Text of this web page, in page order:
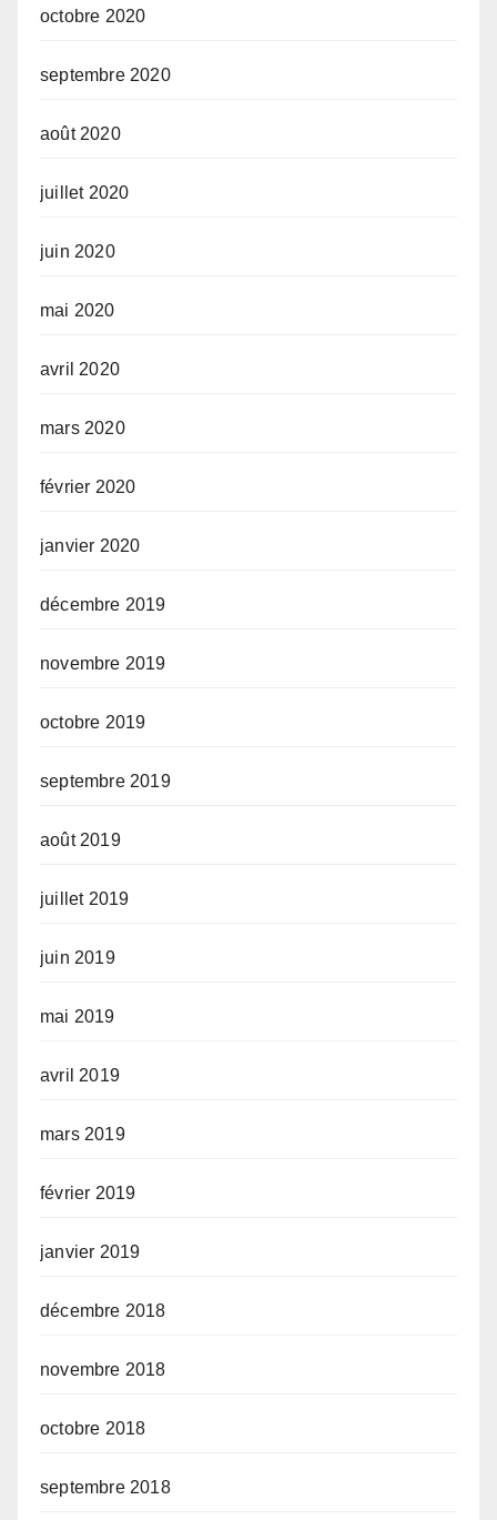
octobre 2020
septembre 2020
août 2020
juillet 2020
juin 2020
mai 2020
avril 2020
mars 2020
février 2020
janvier 2020
décembre 2019
novembre 2019
octobre 2019
septembre 2019
août 2019
juillet 2019
juin 2019
mai 2019
avril 2019
mars 2019
février 2019
janvier 2019
décembre 2018
novembre 2018
octobre 2018
septembre 2018